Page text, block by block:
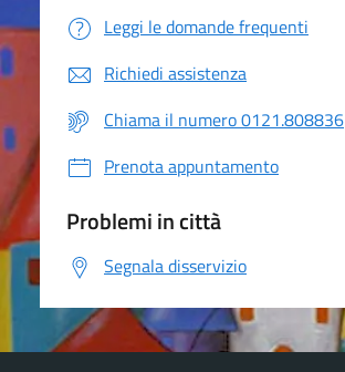
Leggi le domande frequenti
Richiedi assistenza
Chiama il numero 0121.808836
Prenota appuntamento
Problemi in città
Segnala disservizio